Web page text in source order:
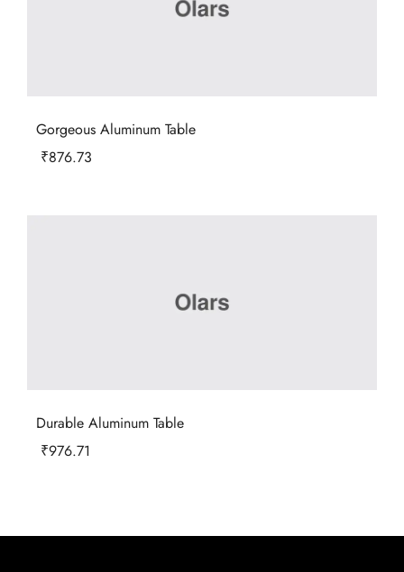
Gorgeous Aluminum Table
₹876.73
Durable Aluminum Table
₹976.71